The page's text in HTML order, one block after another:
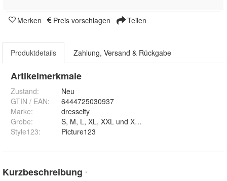
Merken Preis vorschlagen Teilen
Produktdetails Zahlung, Versand & Rückgabe
Artikelmerkmale
Zustand:
Neu
GTIN / EAN:
6444725030937
Marke:
dresscity
Grobe:
S, M, L, XL, XXL und XXXL
Style123: Picture123
Kurzbeschreibung *